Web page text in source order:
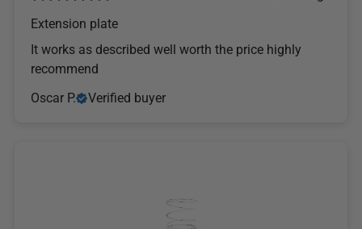
Extension plate
It works as described well worth the price highly
recommend
Oscar P.
Verified buyer